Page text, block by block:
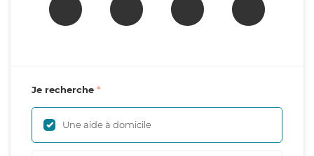
Je recherche
Une aide à domicile